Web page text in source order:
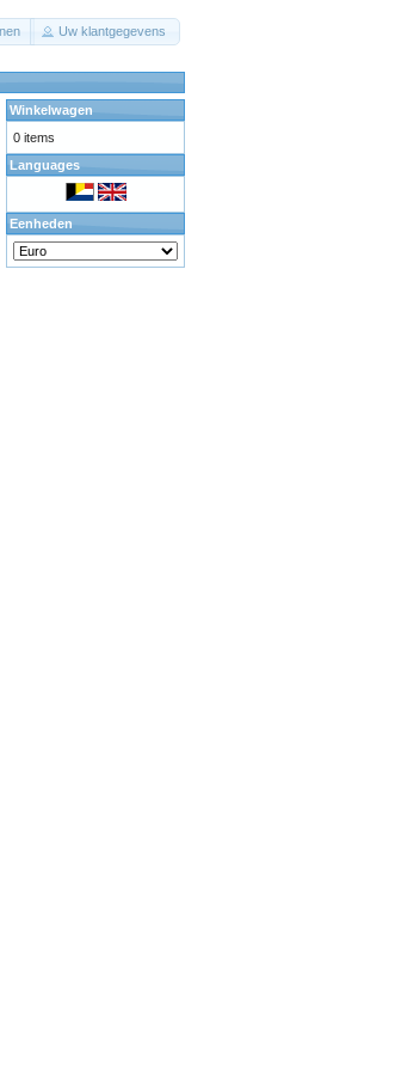
Uw klantgegevens
Winkelwagen
0 items
Languages
Eenheden